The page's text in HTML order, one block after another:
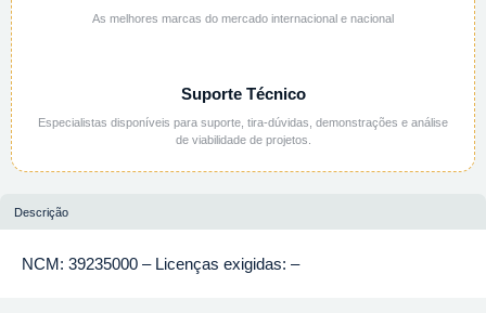
As melhores marcas do mercado internacional e nacional
Suporte Técnico
Especialistas disponíveis para suporte, tira-dúvidas, demonstrações e análise
de viabilidade de projetos.
Descrição
NCM: 39235000 – Licenças exigidas: –